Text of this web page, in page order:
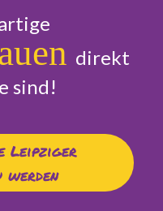
direkt
sind!
Leipziger